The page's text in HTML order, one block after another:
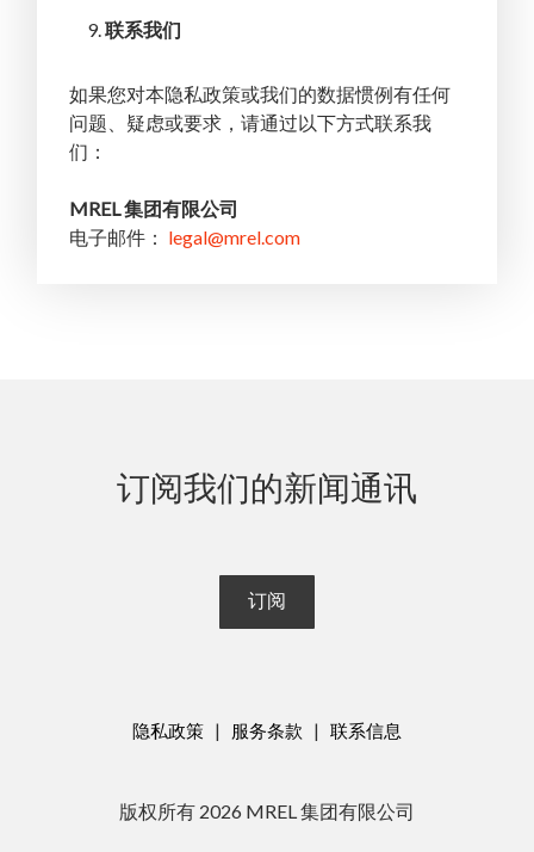
联系我们
如果您对本隐私政策或我们的数据惯例有任何
问题、疑虑或要求，请通过以下方式联系我
们：
MREL 集团有限公司
电子邮件： legal@mrel.com
订阅我们的新闻通讯
订阅
隐私政策| 服务条款 | 联系信息
版权所有 2026 MREL 集团有限公司